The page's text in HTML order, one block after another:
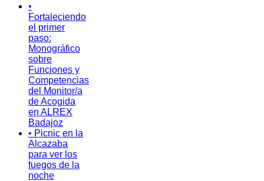
•
Fortaleciendo
el primer
paso:
Monográfico
sobre
Funciones y
Competencias
del Monitor/a
de Acogida
en ALREX
Badajoz
• Picnic en la
Alcazaba
para ver los
fuegos de la
noche